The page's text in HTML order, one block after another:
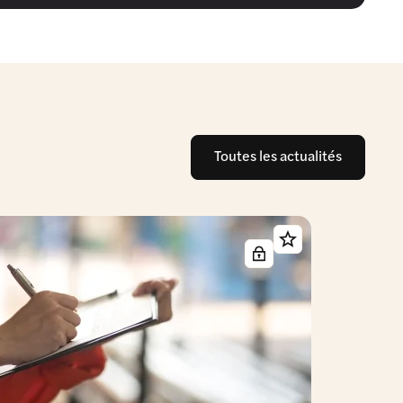
Toutes les actualités